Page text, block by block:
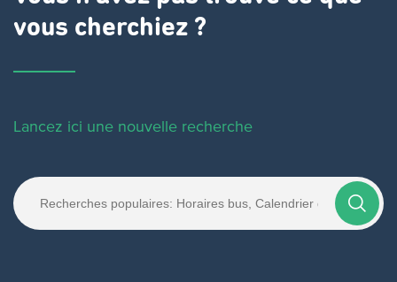
vous cherchiez ?
Lancez ici une nouvelle recherche